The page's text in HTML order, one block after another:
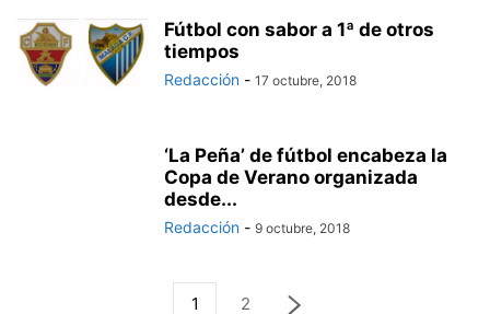
Fútbol con sabor a 1ª de otros
tiempos
Redacción - 17 octubre, 2018
‘La Peña’ de fútbol encabeza la
Copa de Verano organizada
desde...
Redacción - 9 octubre, 2018
1 2